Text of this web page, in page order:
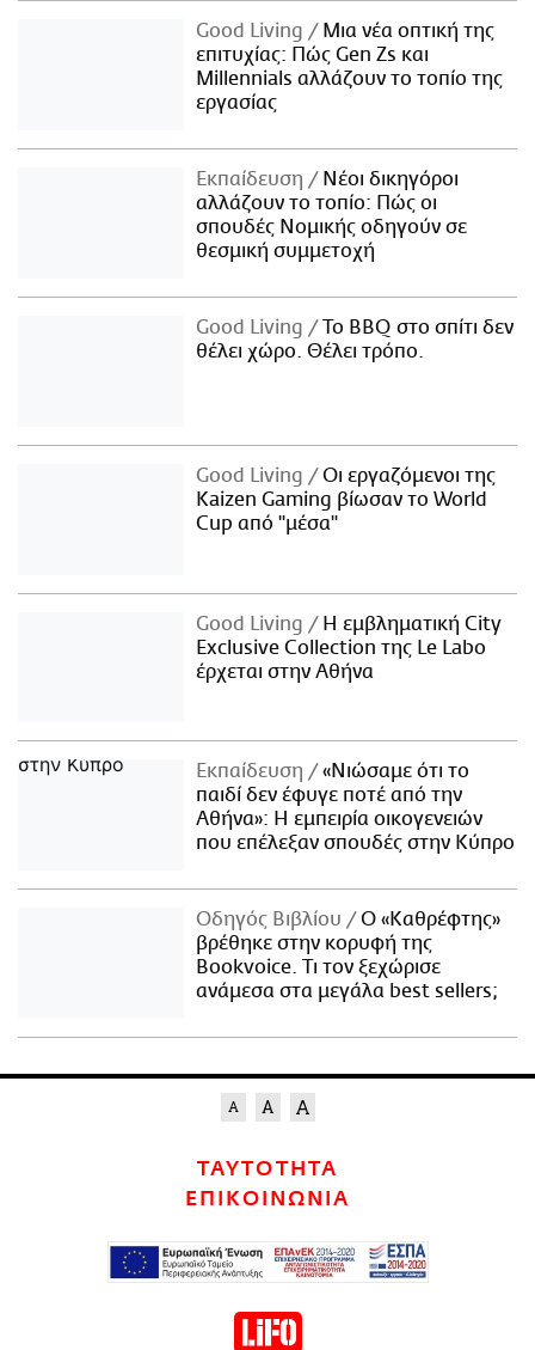
Good Living
Μια νέα οπτική της
επιτυχίας: Πώς Gen Zs και
Millennials αλλάζουν το τοπίο της
εργασίας
Εκπαίδευση
Νέοι δικηγόροι
αλλάζουν το τοπίο: Πώς οι
σπουδές Νομικής οδηγούν σε
θεσμική συμμετοχή
Good Living
Το BBQ στο σπίτι δεν
θέλει χώρο. Θέλει τρόπο.
Good Living
Οι εργαζόμενοι της
Kaizen Gaming βίωσαν το World
Cup από "μέσα"
Good Living
Η εμβληματική City
Exclusive Collection της Le Labo
έρχεται στην Αθήνα
Εκπαίδευση
«Νιώσαμε ότι το
παιδί δεν έφυγε ποτέ από την
Αθήνα»: Η εμπειρία οικογενειών
που επέλεξαν σπουδές στην Κύπρο
Οδηγός Βιβλίου
Ο «Καθρέφτης»
βρέθηκε στην κορυφή της
Bookvoice. Τι τον ξεχώρισε
ανάμεσα στα μεγάλα best sellers;
ΤΑΥΤΟΤΗΤΑ
ΕΠΙΚΟΙΝΩΝΙΑ